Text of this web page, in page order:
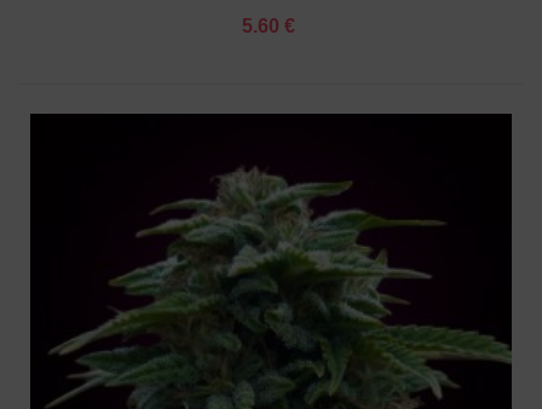
5.60 €